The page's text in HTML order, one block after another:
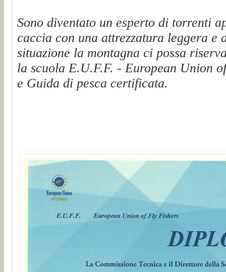
Sono diventato un esperto di torrenti
caccia con una attrezzatura leggera e
situazione la montagna ci possa
la scuola E.U.F.F. - European Union
e Guida di pesca certificata.